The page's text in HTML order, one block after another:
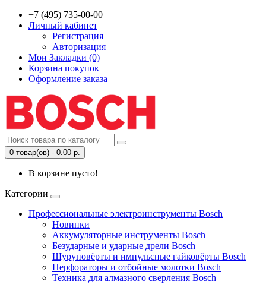
+7 (495) 735-00-00
Личный кабинет
Регистрация
Авторизация
Мои Закладки (0)
Корзина покупок
Оформление заказа
0 товар(ов) - 0.00 р.
В корзине пусто!
Категории
Профессиональные электроинструменты Bosch
Новинки
Аккумуляторные инструменты Bosch
Безударные и ударные дрели Bosch
Шуруповёрты и импульсные гайковёрты Bosch
Перфораторы и отбойные молотки Bosch
Техника для алмазного сверления Bosch